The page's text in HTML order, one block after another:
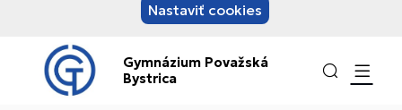
Nastaviť cookies
Gymnázium Považská
Bystrica